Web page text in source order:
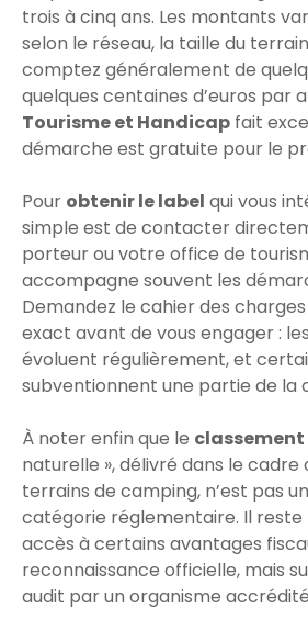
trois à cinq ans. Les montants
selon le réseau, la taille du
comptez généralement de
quelques centaines d’euros par
Tourisme et Handicap fait
démarche est gratuite pour le
Pour obtenir le label qui vous
simple est de contacter
porteur ou votre office de
accompagne souvent les
Demandez le cahier des
exact avant de vous engager :
évoluent régulièrement, et
subventionnent une partie de la
À noter enfin que le classement
naturelle », délivré dans le cadre
terrains de camping, n’est pas
catégorie réglementaire. Il
accès à certains avantages
reconnaissance officielle, mais
audit par un organisme